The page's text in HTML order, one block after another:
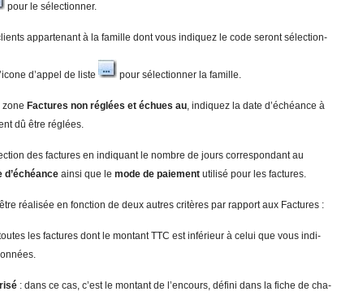
pour le sélectionner.
appartenant à la famille dont vous indiquez le code seront sélection-
d’appel de liste pour sélectionner la famille.
zone Factures non réglées et échues au, indiquez la date d’échéance à
dû être réglées.
des factures en indiquant le nombre de jours correspondant au
d’échéance ainsi que le mode de paiement utilisé pour les factures.
réalisée en fonction de deux autres critères par rapport aux Factures :
les factures dont le montant TTC est inférieur à celui que vous indi-
: dans ce cas, c’est le montant de l’encours, défini dans la fiche de cha-